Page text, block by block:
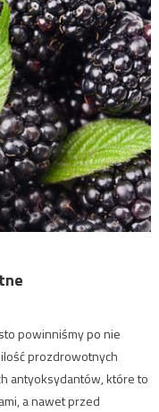
powinniśmy po nie
prozdrowotnych
antyoksydantów, które to
a nawet przed